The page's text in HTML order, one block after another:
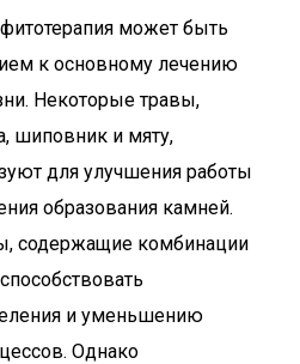
может быть
к основному лечению
Некоторые травы,
шиповник и мяту,
для улучшения работы
образования камней.
содержащие комбинации
и уменьшению
Однако